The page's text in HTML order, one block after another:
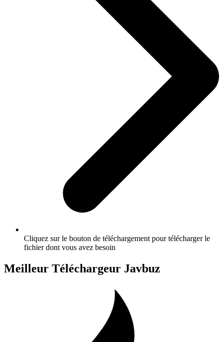
Cliquez sur le bouton de téléchargement pour télécharger le
fichier dont vous avez besoin
Meilleur Téléchargeur Javbuz